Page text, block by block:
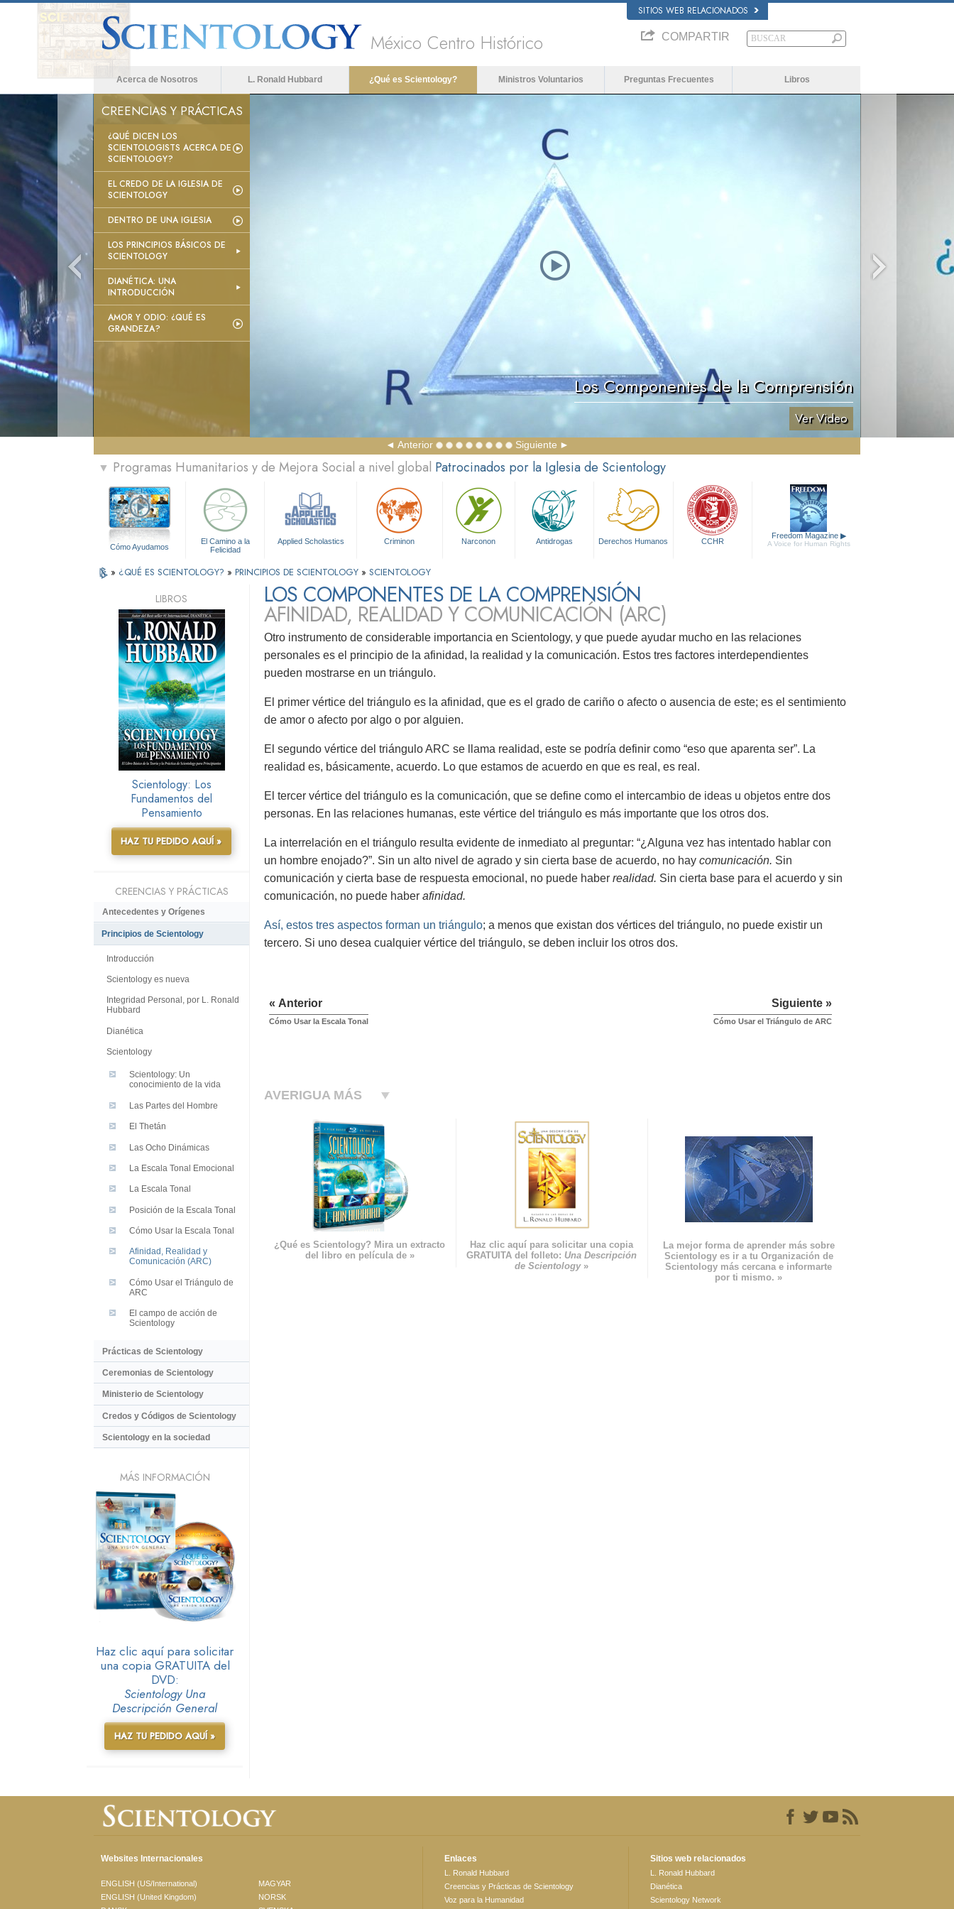
SITIOS WEB RELACIONADOS
México Centro Histórico COMPARTIR
Acerca de Nosotros L. Ronald Hubbard ¿Qué es Scientology? Ministros Voluntarios Preguntas Frecuentes Libros
CREENCIAS Y PRÁCTICAS
¿QUÉ DICEN LOS
SCIENTOLOGISTS ACERCA DE
SCIENTOLOGY?
EL CREDO DE LA IGLESIA DE
SCIENTOLOGY
DENTRO DE UNA IGLESIA
LOS PRINCIPIOS BÁSICOS DE
SCIENTOLOGY
DIANÉTICA: UNA
INTRODUCCIÓN
AMOR Y ODIO: ¿QUÉ ES
GRANDEZA?
Los Componentes de la Comprensión
Ver Video
Anterior Siguiente
▼ Programas Humanitarios y de Mejora Social a nivel global Patrocinados por la Iglesia de Scientology
Cómo Ayudamos
El Camino a la
Felicidad
Applied Scholastics Criminon Narconon Antidrogas Derechos Humanos CCHR
Freedom Magazine ▶
A Voice for Human Rights
» ¿QUÉ ES SCIENTOLOGY? » PRINCIPIOS DE SCIENTOLOGY » SCIENTOLOGY
LOS COMPONENTES DE LA COMPRENSIÓN
AFINIDAD, REALIDAD Y COMUNICACIÓN (ARC)
Otro instrumento de considerable importancia en Scientology, y que puede ayudar mucho en las relaciones
personales es el principio de la afinidad, la realidad y la comunicación. Estos tres factores interdependientes
pueden mostrarse en un triángulo.
El primer vértice del triángulo es la afinidad, que es el grado de cariño o afecto o ausencia de este; es el sentimiento
de amor o afecto por algo o por alguien.
El segundo vértice del triángulo ARC se llama realidad, este se podría definir como “eso que aparenta ser”. La
realidad es, básicamente, acuerdo. Lo que estamos de acuerdo en que es real, es real.
El tercer vértice del triángulo es la comunicación, que se define como el intercambio de ideas u objetos entre dos
personas. En las relaciones humanas, este vértice del triángulo es más importante que los otros dos.
La interrelación en el triángulo resulta evidente de inmediato al preguntar: “¿Alguna vez has intentado hablar con
un hombre enojado?”. Sin un alto nivel de agrado y sin cierta base de acuerdo, no hay comunicación. Sin
comunicación y cierta base de respuesta emocional, no puede haber realidad. Sin cierta base para el acuerdo y sin
comunicación, no puede haber afinidad.
Así, estos tres aspectos forman un triángulo; a menos que existan dos vértices del triángulo, no puede existir un
tercero. Si uno desea cualquier vértice del triángulo, se deben incluir los otros dos.
« Anterior
Cómo Usar la Escala Tonal
Siguiente »
Cómo Usar el Triángulo de ARC
AVERIGUA MÁS
¿Qué es Scientology? Mira un extracto
del libro en película de »
Haz clic aquí para solicitar una copia
GRATUITA del folleto: Una Descripción
de Scientology»
La mejor forma de aprender más sobre
Scientology es ir a tu Organización de
Scientology más cercana e informarte
por ti mismo. »
LIBROS
Scientology: Los
Fundamentos del
Pensamiento
HAZ TU PEDIDO AQUÍ »
CREENCIAS Y PRÁCTICAS
Antecedentes y Orígenes
Principios de Scientology
Introducción
Scientology es nueva
Integridad Personal, por L. Ronald
Hubbard
Dianética
Scientology
Scientology: Un
conocimiento de la vida
Las Partes del Hombre
El Thetán
Las Ocho Dinámicas
La Escala Tonal Emocional
La Escala Tonal
Posición de la Escala Tonal
Cómo Usar la Escala Tonal
Afinidad, Realidad y
Comunicación (ARC)
Cómo Usar el Triángulo de
ARC
El campo de acción de
Scientology
Prácticas de Scientology
Ceremonias de Scientology
Ministerio de Scientology
Credos y Códigos de Scientology
Scientology en la sociedad
MÁS INFORMACIÓN
Haz clic aquí para solicitar
una copia GRATUITA del
DVD:
Scientology Una
Descripción General
HAZ TU PEDIDO AQUÍ »
Websites Internacionales
ENGLISH (US/International)
ENGLISH (United Kingdom)
MAGYAR
NORSK
Enlaces
L. Ronald Hubbard
Creencias y Prácticas de Scientology
Voz para la Humanidad
Sitios web relacionados
L. Ronald Hubbard
Dianética
Scientology Network